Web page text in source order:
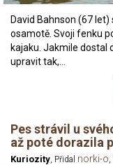
David Bahnson (67
osamotě. Svoji fenku
kajaku. Jakmile dostal
upravit tak,…
Pes strávil u
až poté dorazila
Kuriozity, Přidal norki-o